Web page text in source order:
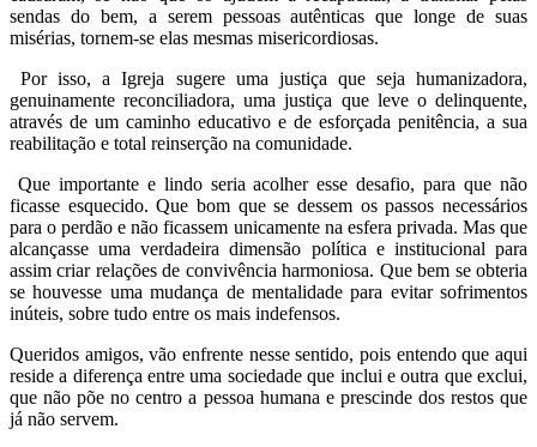
sendas do bem, a serem pessoas autênticas que longe de suas
misérias, tornem-se elas mesmas misericordiosas.
Por isso, a Igreja sugere uma justiça que seja humanizadora,
genuinamente reconciliadora, uma justiça que leve o delinquente,
através de um caminho educativo e de esforçada penitência, a sua
reabilitação e total reinserção na comunidade.
Que importante e lindo seria acolher esse desafio, para que não
ficasse esquecido. Que bom que se dessem os passos necessários
para o perdão e não ficassem unicamente na esfera privada. Mas que
alcançasse uma verdadeira dimensão política e institucional para
assim criar relações de convivência harmoniosa. Que bem se obteria
se houvesse uma mudança de mentalidade para evitar sofrimentos
inúteis, sobre tudo entre os mais indefensos.
Queridos amigos, vão enfrente nesse sentido, pois entendo que aqui
reside a diferença entre uma sociedade que inclui e outra que exclui,
que não põe no centro a pessoa humana e prescinde dos restos que
já não servem.